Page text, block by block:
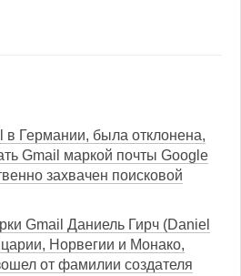
Германии, была отклонена,
Gmail маркой почты Google
захвачен поисковой
Gmail Даниель Гирч (Daniel
Норвегии и Монако,
от фамилии создателя